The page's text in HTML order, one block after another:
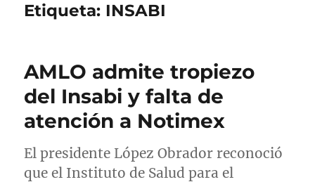
Etiqueta: INSABI
AMLO admite tropiezo
del Insabi y falta de
atención a Notimex
El presidente López Obrador reconoció
que el Instituto de Salud para el